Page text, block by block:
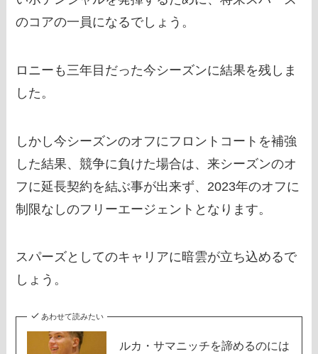
のコアの一員になるでしょう。
ロニーも三年目だった今シーズンに結果を残しま
した。
しかし今シーズンのオフにフロントコートを補強
した結果、競争に負けた場合は、来シーズンのオ
フに延長契約を結ぶ事が出来ず、2023年のオフに
制限なしのフリーエージェントとなります。
スパーズとしてのキャリアに暗雲が立ち込めるで
しょう。
あわせて読みたい
ルカ・サマニッチを諦めるのには